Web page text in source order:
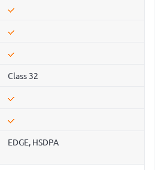
Class 32
EDGE, HSDPA